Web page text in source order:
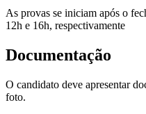
As provas se iniciam após o
12h e 16h, respectivamente
Documentação
O candidato deve apresentar
foto.